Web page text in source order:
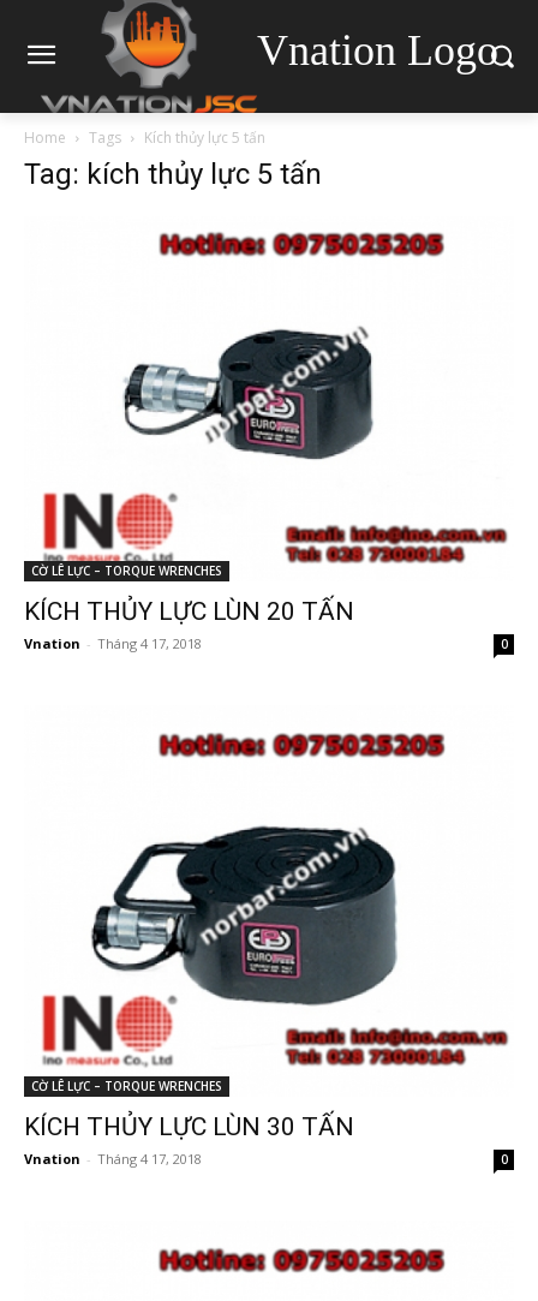
Vnation Logo
Home Tags Kích thủy lực 5 tấn
Tag: kích thủy lực 5 tấn
CỜ LÊ LỰC – TORQUE WRENCHES
KÍCH THỦY LỰC LÙN 20 TẤN
Vnation - Tháng 4 17, 2018 0
CỜ LÊ LỰC – TORQUE WRENCHES
KÍCH THỦY LỰC LÙN 30 TẤN
Vnation - Tháng 4 17, 2018 0